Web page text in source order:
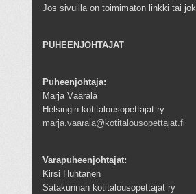
Jos sivuilla on toimimaton linkki tai
PUHEENJOHTAJAT
Puheenjohtaja:
Marja Väärälä
Helsingin kotitalousopettajat ry
marja.vaarala@kotitalousopettajat.fi
Varapuheenjohtajat:
Kirsi Huhtanen
Satakunnan kotitalousopettajat ry